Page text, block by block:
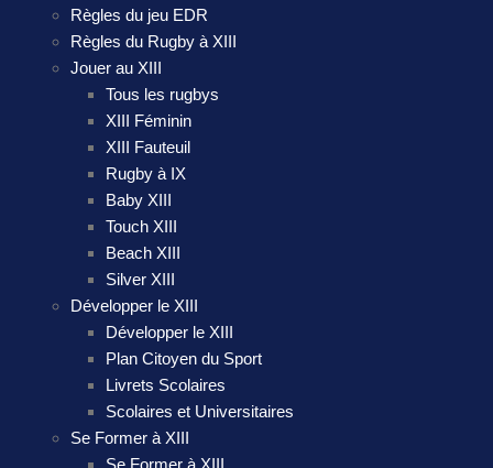
Règles du jeu EDR
Règles du Rugby à XIII
Jouer au XIII
Tous les rugbys
XIII Féminin
XIII Fauteuil
Rugby à IX
Baby XIII
Touch XIII
Beach XIII
Silver XIII
Développer le XIII
Développer le XIII
Plan Citoyen du Sport
Livrets Scolaires
Scolaires et Universitaires
Se Former à XIII